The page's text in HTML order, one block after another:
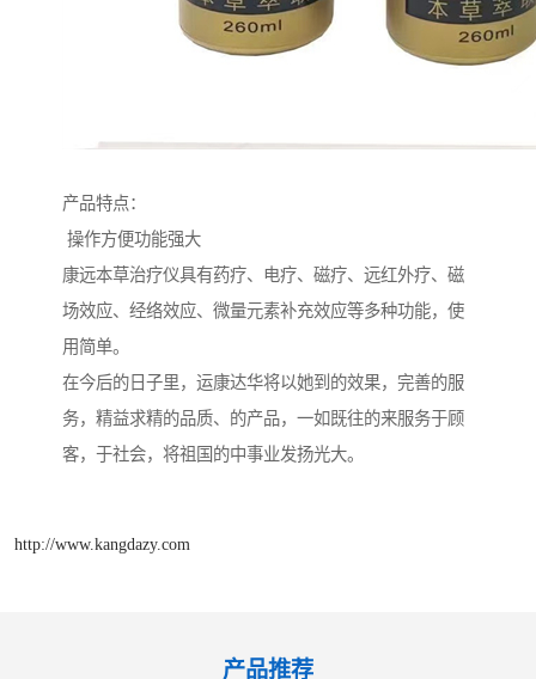
产品特点：
操作方便功能强大
康远本草治疗仪具有药疗、电疗、磁疗、远红外疗、磁
场效应、经络效应、微量元素补充效应等多种功能，使
用简单。
在今后的日子里，运康达华将以她到的效果，完善的服
务，精益求精的品质、的产品，一如既往的来服务于顾
客，于社会，将祖国的中事业发扬光大。
http://www.kangdazy.com
产品推荐